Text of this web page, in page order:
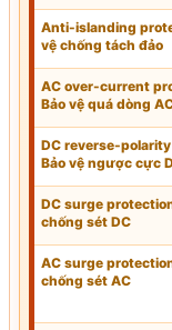
Anti-islanding
vệ chống tách đảo
AC over-current
Bảo vệ quá dòng
DC reverse-
Bảo vệ ngược cực
DC surge
chống sét DC
AC surge
chống sét AC